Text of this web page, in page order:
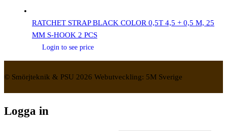
RATCHET STRAP BLACK COLOR 0,5T 4,5 + 0,5 M, 25
MM S-HOOK 2 PCS
Login to see price
© Smörjteknik & PSU 2026 Webutveckling: 5M Sverige
Logga in